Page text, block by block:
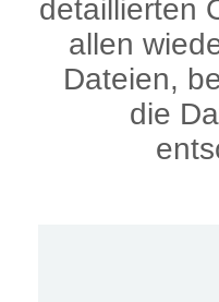
detaillierten
allen
Dateien,
die